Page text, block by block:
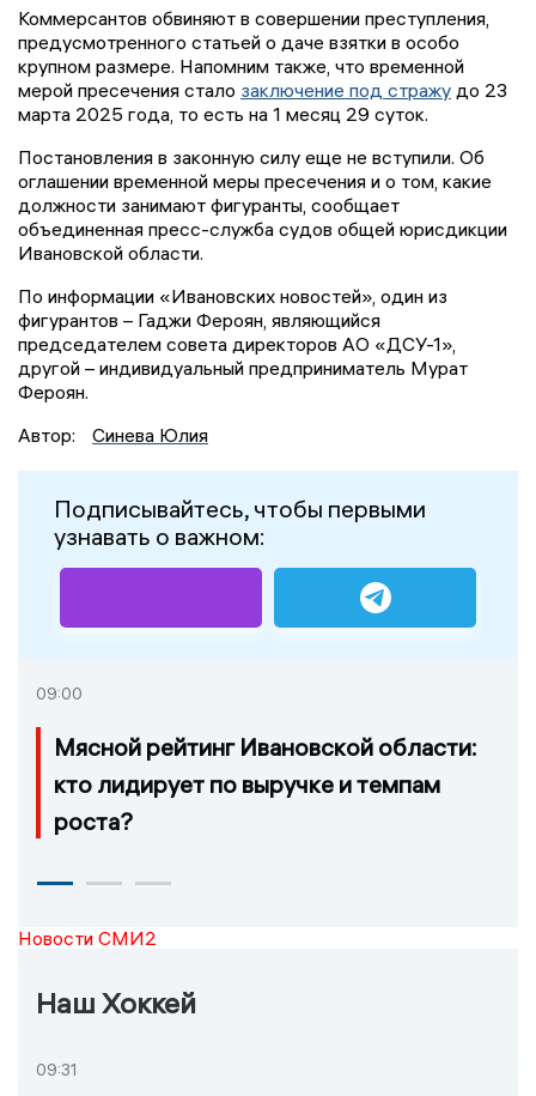
Коммерсантов обвиняют в совершении преступления,
предусмотренного статьей о даче взятки в особо
крупном размере. Напомним также, что временной
мерой пресечения стало заключение под стражу до 23
марта 2025 года, то есть на 1 месяц 29 суток.
Постановления в законную силу еще не вступили. Об
оглашении временной меры пресечения и о том, какие
должности занимают фигуранты, сообщает
объединенная пресс-служба судов общей юрисдикции
Ивановской области.
По информации «Ивановских новостей», один из
фигурантов – Гаджи Фероян, являющийся
председателем совета директоров АО «ДСУ-1»,
другой – индивидуальный предприниматель Мурат
Фероян.
Автор:
Синева Юлия
Подписывайтесь, чтобы первыми
узнавать о важном:
09:00
Мясной рейтинг Ивановской области:
кто лидирует по выручке и темпам
роста?
Новости СМИ2
Наш Хоккей
09:31